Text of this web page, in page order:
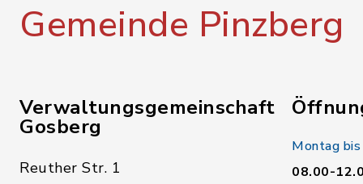
Gemeinde Pinzberg
Verwaltungsgemeinschaft
Gosberg
Reuther Str. 1
Montag
08.00-